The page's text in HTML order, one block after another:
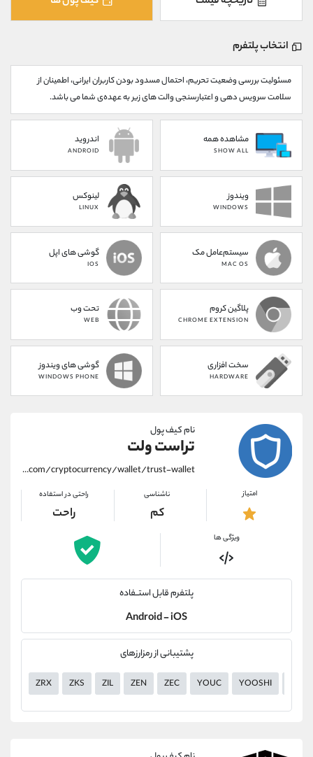
انتخاب پلتفرم
مسئولیت بررسی وضعیت تحریم، احتمال مسدود بودن کاربران ایرانی، اطمینان از
سلامت سرویس دهی و اعتبارسنجی والت های زیر به عهده‌ی شما می باشد.
مشاهده همه
SHOW ALL
اندروید
ANDROID
ویندوز
WINDOWS
لینوکس
LINUX
سیستم‌عامل مک
MAC OS
گوشی های اپل
IOS
پلاگین کروم
CHROME EXTENSION
تحت وب
WEB
سخت افزاری
HARDWARE
گوشی های ویندوز
WINDOWS PHONE
نام کیف پول
تراست ولت
https://alirezamehrabi.com/cryptocurrency/wallet/trust-wallet
امتیاز ناشناسی
کم
راحتی در استفاده
راحت
ویژگی ها
پلتفرم قابل استــفاده
Android - iOS
پشتیبانی از رمزارزهای
ZRX ZKS ZIL ZEN ZEC YOUC YOOSHI
@alirezamehrabi_official